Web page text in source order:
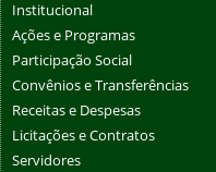
Institucional
Ações e Programas
Participação Social
Convênios e Transferências
Receitas e Despesas
Licitações e Contratos
Servidores